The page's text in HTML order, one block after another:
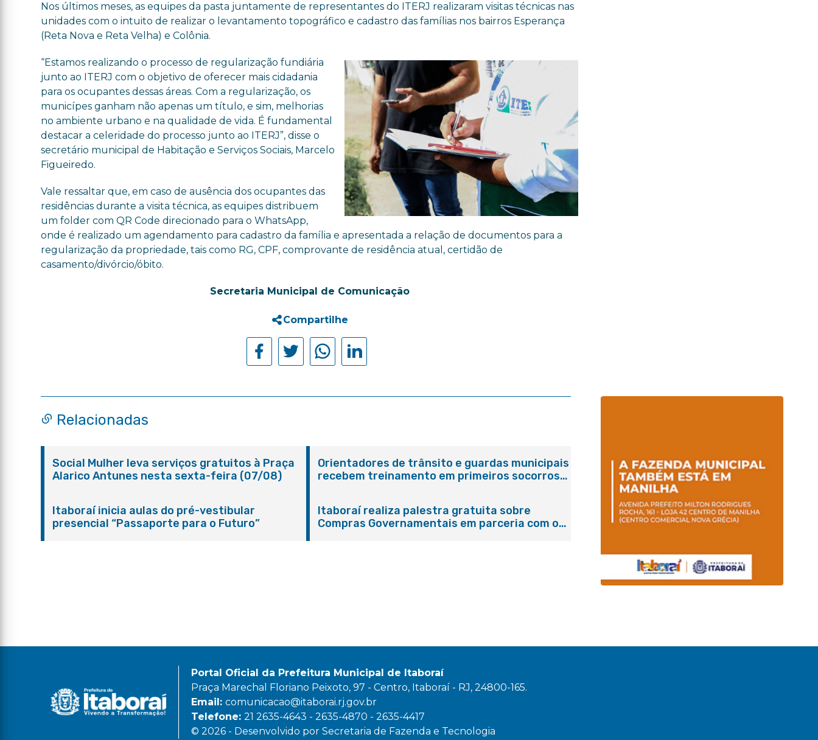
Nos últimos meses, as equipes da pasta juntamente de representantes do ITERJ realizaram visitas técnicas nas
unidades com o intuito de realizar o levantamento topográfico e cadastro das famílias nos bairros Esperança
(Reta Nova e Reta Velha) e Colônia.
“Estamos realizando o processo de regularização fundiária
junto ao ITERJ com o objetivo de oferecer mais cidadania
para os ocupantes dessas áreas. Com a regularização, os
municípes ganham não apenas um título, e sim, melhorias
no ambiente urbano e na qualidade de vida. É fundamental
destacar a celeridade do processo junto ao ITERJ”, disse o
secretário municipal de Habitação e Serviços Sociais, Marcelo
Figueiredo.
Vale ressaltar que, em caso de ausência dos ocupantes das
residências durante a visita técnica, as equipes distribuem
um folder com QR Code direcionado para o WhatsApp,
onde é realizado um agendamento para cadastro da família e apresentada a relação de documentos para a
regularização da propriedade, tais como RG, CPF, comprovante de residência atual, certidão de
casamento/divórcio/óbito.
Secretaria Municipal de Comunicação
Compartilhe
Relacionadas
Social Mulher leva serviços gratuitos à Praça
Alarico Antunes nesta sexta-feira (07/08)
Orientadores de trânsito e guardas municipais
recebem treinamento em primeiros socorros
Itaboraí inicia aulas do pré-vestibular
presencial “Passaporte para o Futuro”
Itaboraí realiza palestra gratuita sobre
Compras Governamentais em parceria com o
Portal Oficial da Prefeitura Municipal de Itaboraí
Praça Marechal Floriano Peixoto, 97 - Centro, Itaboraí - RJ, 24800-165.
Email:comunicacao@itaborai.rj.gov.br
Telefone:21 2635-4643 - 2635-4870 - 2635-4417
© 2026 - Desenvolvido por Secretaria de Fazenda e Tecnologia